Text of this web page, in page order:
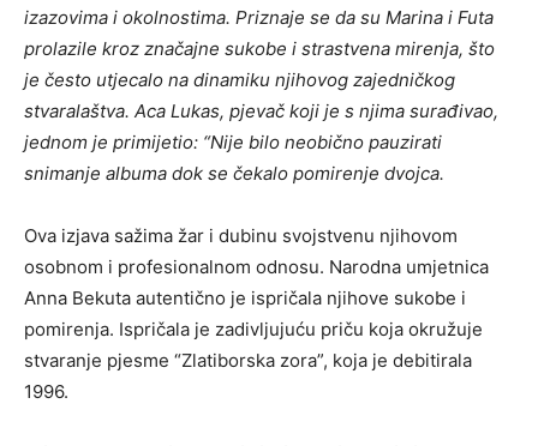
izazovima i okolnostima. Priznaje se da su Marina i Futa
prolazile kroz značajne sukobe i strastvena mirenja, što
je često utjecalo na dinamiku njihovog zajedničkog
stvaralaštva. Aca Lukas, pjevač koji je s njima surađivao,
jednom je primijetio: “Nije bilo neobično pauzirati
snimanje albuma dok se čekalo pomirenje dvojca.
Ova izjava sažima žar i dubinu svojstvenu njihovom
osobnom i profesionalnom odnosu. Narodna umjetnica
Anna Bekuta autentično je ispričala njihove sukobe i
pomirenja. Ispričala je zadivljujuću priču koja okružuje
stvaranje pjesme “Zlatiborska zora”, koja je debitirala
1996.